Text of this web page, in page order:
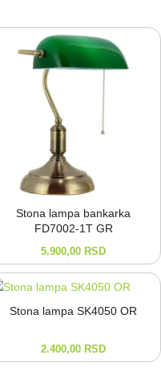
Stona lampa bankarka
FD7002-⁠1T GR
5.900,00 RSD
Stona lampa SK4050 OR
2.400,00 RSD